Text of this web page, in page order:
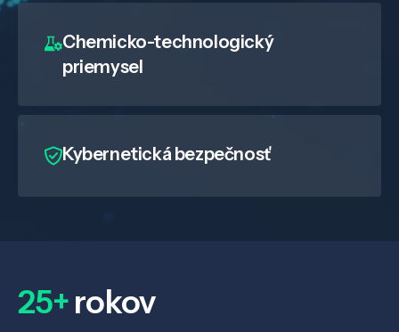
Chemicko-technologický
priemysel
Kybernetická bezpečnosť
25+rokov